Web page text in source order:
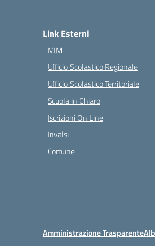
Link Esterni
MIM
Ufficio Scolastico Regionale
Ufficio Scolastico Territoriale
Scuola in Chiaro
Iscrizioni On Line
Invalsi
Comune
Amministrazione Trasparente